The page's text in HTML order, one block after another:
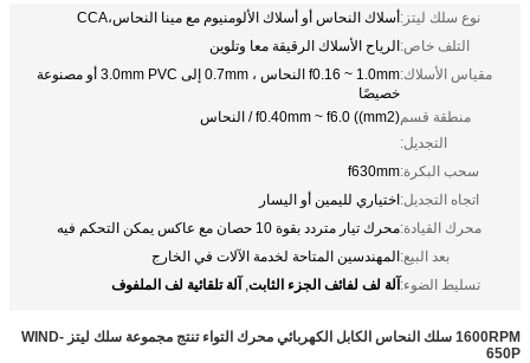
نوع سلك ليتز:أسلاك النحاس أو أسلاك الألومنيوم مع مينا النحاس،CCA
التلف خاص:الرياح الأسلاك الرقيقة معا وتلوين
مقياس الأسلاك:
f0.16 ~ 1.0mm النحاس ، 0.7mm إلى 3.0mm PVC أو مصنوعة
خصيصًا
منطقة قسم
التجديل:
f0.40mm ~ f6.0 ((mm2) / النحاس
سحب البكرة:f630mm
اتجاه التجديل:اختياري لليمين أو اليسار
محرك القيادة:محرك تيار متردد بقوة 10 حصان مع عاكس يمكن التحكم فيه
بعد البيع:المهندسين المتاحة لخدمة الآلات في الخارج
تسليط الضوء:آلة لف لفائف الجزء الثابت, آلة تلقائية لف الملفوف
1600RPM سلك النحاس الكابل الكهربائي محرك التواء تنتج مجموعة سلك ليتز
WIND-
650P